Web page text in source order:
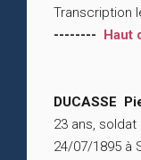
Transcription
-------- Haut
DUCASSE
23 ans, soldat
24/07/1895 à